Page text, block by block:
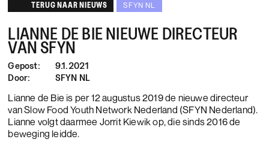
TERUG NAAR NIEUWS SFYN NL
LIANNE DE BIE NIEUWE DIRECTEUR
VAN SFYN
Gepost:
9.1.2021
Door:
SFYN NL
Lianne de Bie is per 12 augustus 2019 de nieuwe directeur
van Slow Food Youth Network Nederland (SFYN Nederland).
Lianne volgt daarmee Jorrit Kiewik op, die sinds 2016 de
beweging leidde.